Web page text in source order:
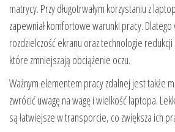
matrycy. Przy długotrwałym korzystaniu z
zapewniał komfortowe warunki pracy.
rozdzielczość ekranu oraz technologie
które zmniejszają obciążenie oczu.
Ważnym elementem pracy zdalnej jest także
zwrócić uwagę na wagę i wielkość laptopa.
są łatwiejsze w transporcie, co zwiększa ich